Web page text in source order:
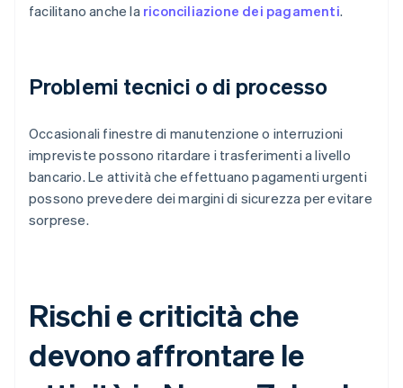
facilitano anche la riconciliazione dei pagamenti.
Problemi tecnici o di processo
Occasionali finestre di manutenzione o interruzioni
impreviste possono ritardare i trasferimenti a livello
bancario. Le attività che effettuano pagamenti urgenti
possono prevedere dei margini di sicurezza per evitare
sorprese.
Rischi e criticità che
devono affrontare le